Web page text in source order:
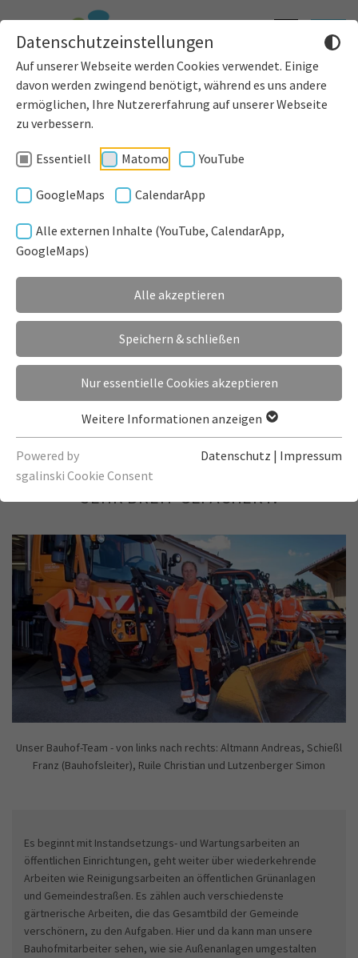
Datenschutzeinstellungen
Auf unserer Webseite werden Cookies verwendet. Einige
davon werden zwingend benötigt, während es uns andere
ermöglichen, Ihre Nutzererfahrung auf unserer Webseite
zu verbessern.
Essentiell Matomo YouTube
GoogleMaps CalendarApp
Alle externen Inhalte (YouTube, CalendarApp,
GoogleMaps)
Alle akzeptieren
Speichern & schließen
Nur essentielle Cookies akzeptieren
Weitere Informationen anzeigen
Powered by
sgalinski Cookie Consent
Datenschutz | Impressum
Informationen
einblenden
Toggle
Anschrift
Bauhof Denklingen
Industriestraße 2
86920 Denklingen
Franz Schießl
DER BAUHOF
DAS AUFGABENGEBIET UNSERES
GEMEINDLICHEN BAUHOFS IST
SEHR BREIT GEFÄCHERT.
Unser Bauhof-Team - von links nach rechts: Altmann Andreas, Schießl
Franz (Bauhofsleiter), Ruile Christian und Lutzenberger Simon
Es beginnt mit Instandsetzungs- und Wartungsarbeiten an
öffentlichen Einrichtungen, geht weiter über wiederkehrende
Arbeiten wie Reinigungsarbeiten an öffentlichen Grünanlagen
und Gemeindestraßen. Es zählen auch verschiedenste
gärtnerische Arbeiten, die das Gesamtbild der Gemeinde
verschönern, zu den Aufgaben. Hier und da kann man unsere
Bauhofmitarbeiter sehen, wie sie Außenanlagen umgestalten